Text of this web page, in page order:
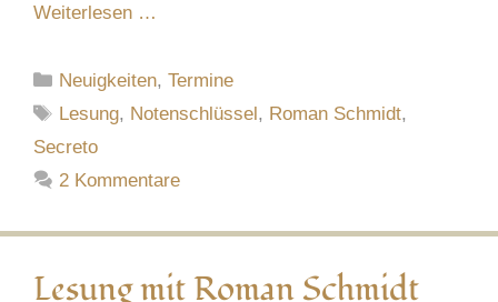
Weiterlesen …
Kategorien
Neuigkeiten,Termine
Schlagwörter
Lesung, Notenschlüssel, Roman Schmidt,
Secreto
2 Kommentare
Lesung mit Roman Schmidt